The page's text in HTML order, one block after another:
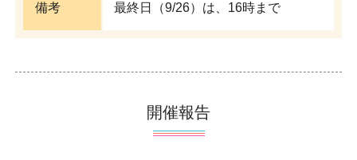
備考 最終日（9/26）は、16時まで
開催報告